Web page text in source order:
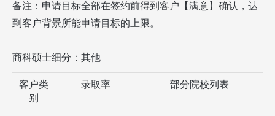
备注：申请目标全部在签约前得到客户【满意】确认，达
到客户背景所能申请目标的上限。
商科硕士细分：其他
客户类
别
录取率 部分院校列表